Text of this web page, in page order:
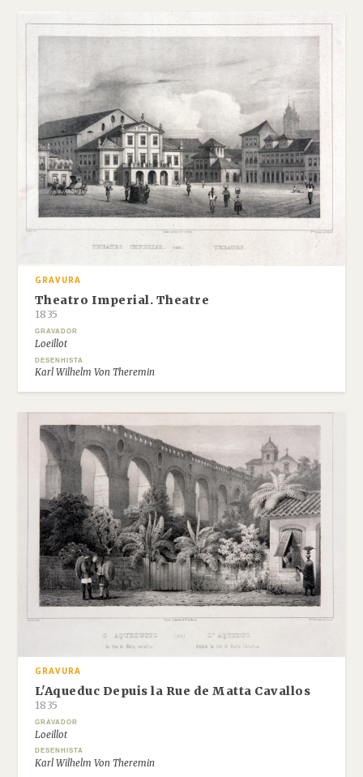
GRAVURA
Theatro Imperial. Theatre
1835
GRAVADOR
Loeillot
DESENHISTA
Karl Wilhelm Von Theremin
GRAVURA
L'Aqueduc Depuis la Rue de Matta Cavallos
1835
GRAVADOR
Loeillot
DESENHISTA
Karl Wilhelm Von Theremin